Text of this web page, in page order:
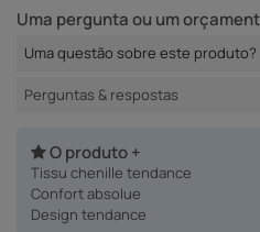
Uma pergunta ou um
Uma questão sobre este produto?
Perguntas & respostas
O produto +
Tissu chenille tendance
Confort absolue
Design tendance